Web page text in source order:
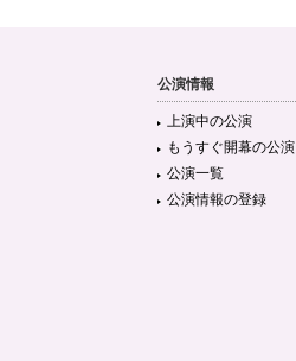
公演情報
上演中の公演
もうすぐ開幕の公演
公演一覧
公演情報の登録